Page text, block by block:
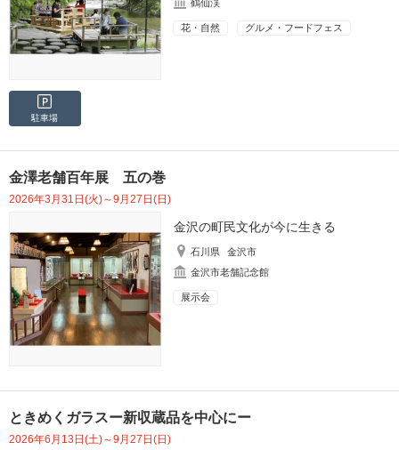
鶴仙渓
花・自然 グルメ・フードフェス
駐車場
金澤老舗百年展 五の巻
2026年3月31日(火)～9月27日(日)
金沢の町民文化が今に生きる
石川県
金沢市
金沢市老舗記念館
展示会
ときめくガラスー新収蔵品を中心にー
2026年6月13日(土)～9月27日(日)